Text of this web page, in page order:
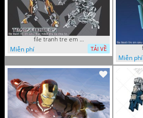
file tranh tre em sieu nhan robot khu vui choi 55
Miễn phí
TẢI VỀ
Miễn phí